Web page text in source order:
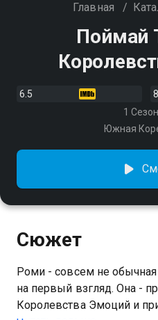
Главная /
Поймай
6.5
1 Сезон
Южная
Сюжет
Роми - совсем не обычная
на первый взгляд. Она -
Королевства Эмоций и